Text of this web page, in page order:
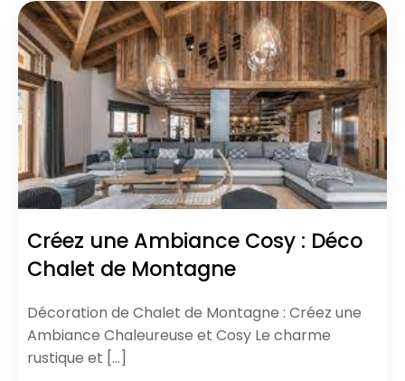
Créez une Ambiance Cosy : Déco
Chalet de Montagne
Décoration de Chalet de Montagne : Créez une
Ambiance Chaleureuse et Cosy Le charme
rustique et […]